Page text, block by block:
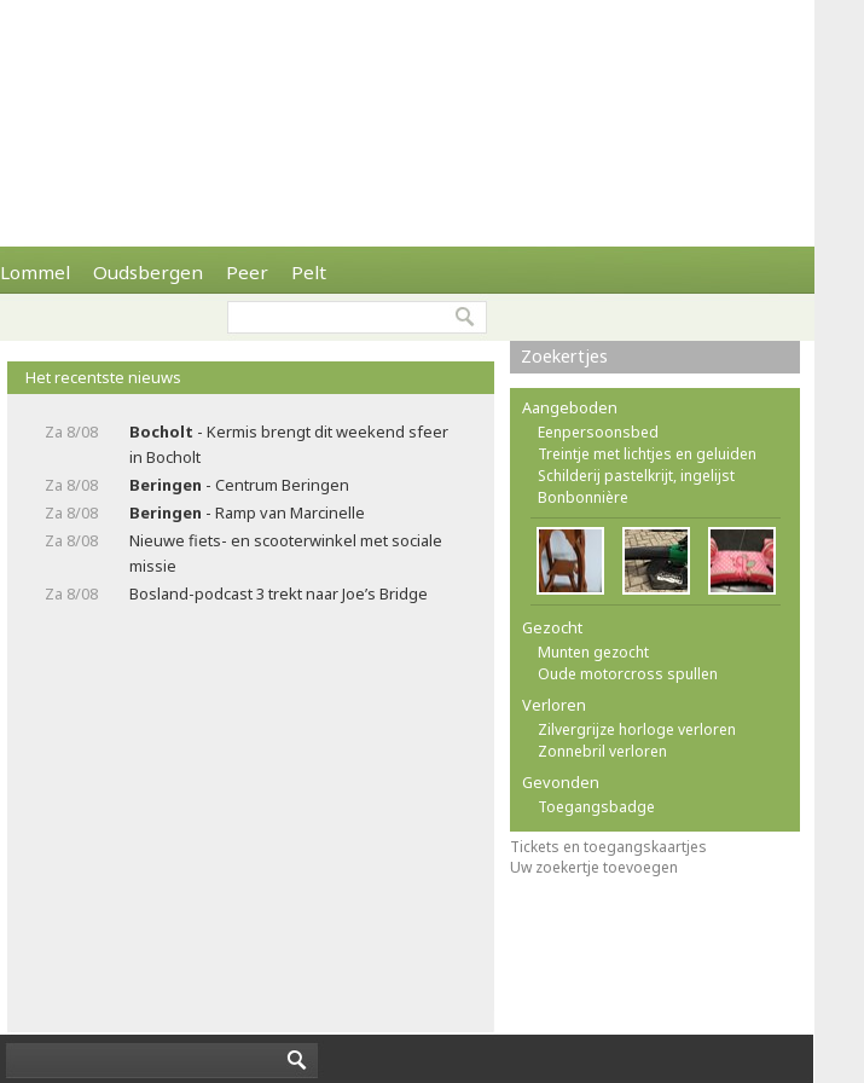
Lommel Oudsbergen Peer Pelt
Het recentste nieuws
Za 8/08 Bocholt - Kermis brengt dit weekend sfeer
in Bocholt
Za 8/08
Beringen - Centrum Beringen
Za 8/08
Beringen - Ramp van Marcinelle
Za 8/08
Nieuwe fiets- en scooterwinkel met sociale
missie
Za 8/08
Bosland-podcast 3 trekt naar Joe’s Bridge
Zoekertjes
Aangeboden
Eenpersoonsbed
Treintje met lichtjes en geluiden
Schilderij pastelkrijt, ingelijst
Bonbonnière
Gezocht
Munten gezocht
Oude motorcross spullen
Verloren
Zilvergrijze horloge verloren
Zonnebril verloren
Gevonden
Toegangsbadge
Tickets en toegangskaartjes
Uw zoekertje toevoegen